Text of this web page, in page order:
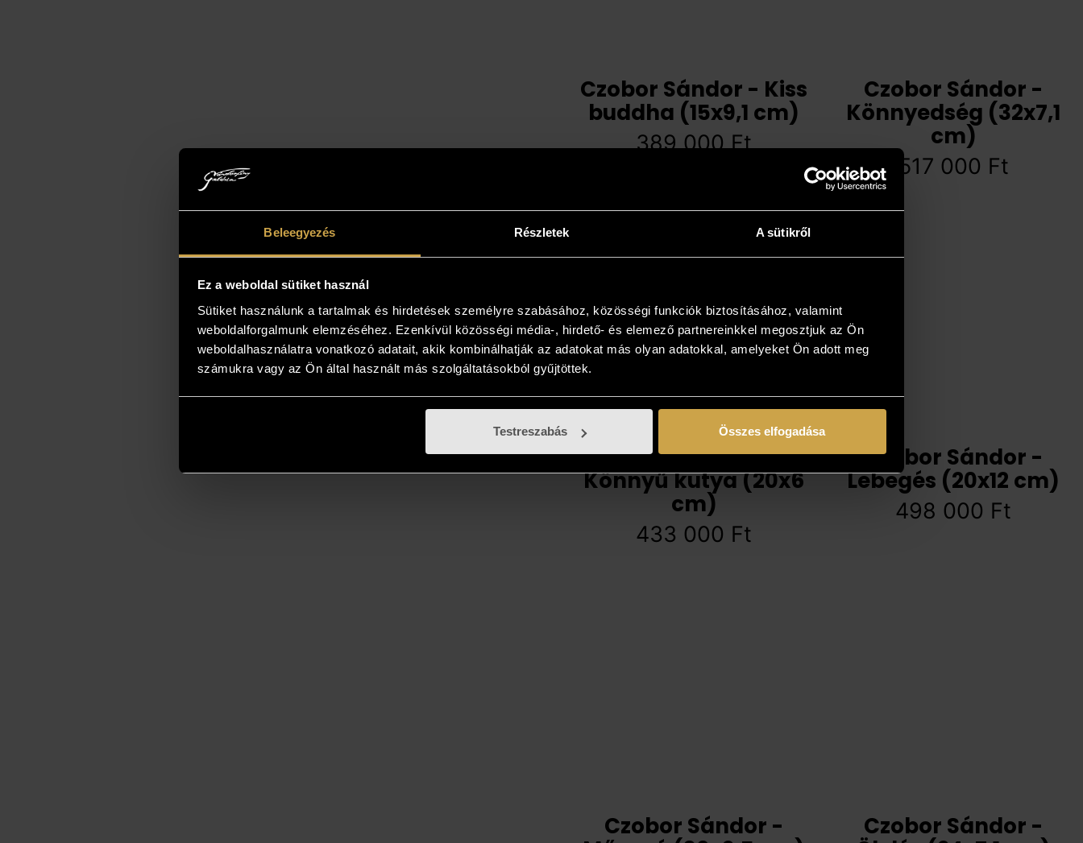
Beleegyezés Részletek A sütikről
Ez a weboldal sütiket használ
Sütiket használunk a tartalmak és hirdetések személyre szabásához, közösségi funkciók biztosításához, valamint
weboldalforgalmunk elemzéséhez. Ezenkívül közösségi média-, hirdető- és elemező partnereinkkel megosztjuk az Ön
weboldalhasználatra vonatkozó adatait, akik kombinálhatják az adatokat más olyan adatokkal, amelyeket Ön adott meg
számukra vagy az Ön által használt más szolgáltatásokból gyűjtöttek.
Testreszabás Összes elfogadása
Czobor Sándor - Kiss
buddha (15x9,1 cm)
389 000Ft
Czobor Sándor -
Könnyedség (32x7,1
cm)
517 000 Ft
Czobor Sándor -
Könnyű kutya (20x6
cm)
433 000 Ft
Czobor Sándor -
Lebegés (20x12 cm)
498 000 Ft
Czobor Sándor -
Czobor Sándor -